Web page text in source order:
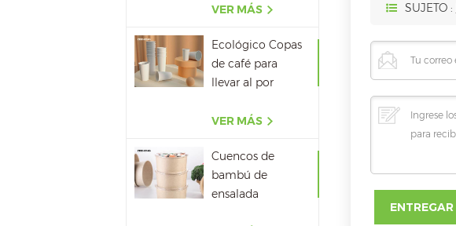
con tapa
VER MÁS
Ecológico Copas
de café para
llevar al por
VER MÁS
Cuencos de
bambú de
ensalada
SUJETO :